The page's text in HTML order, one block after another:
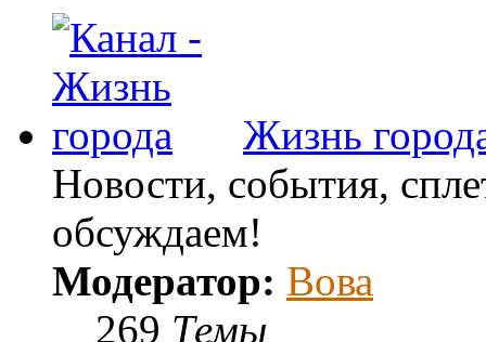
Жизнь
Новости, события,
обсуждаем!
Модератор: Вова
269 Темы